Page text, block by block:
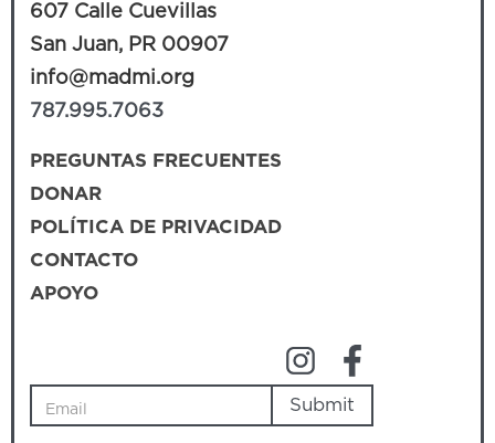
607 Calle Cuevillas
San Juan, PR 00907
info@madmi.org
787.995.7063
PREGUNTAS FRECUENTES
DONAR
POLÍTICA DE PRIVACIDAD
CONTACTO
APOYO